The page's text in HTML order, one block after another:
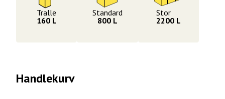
Tralle
160 L
Standard
800 L
Stor
2200 L
Handlekurv